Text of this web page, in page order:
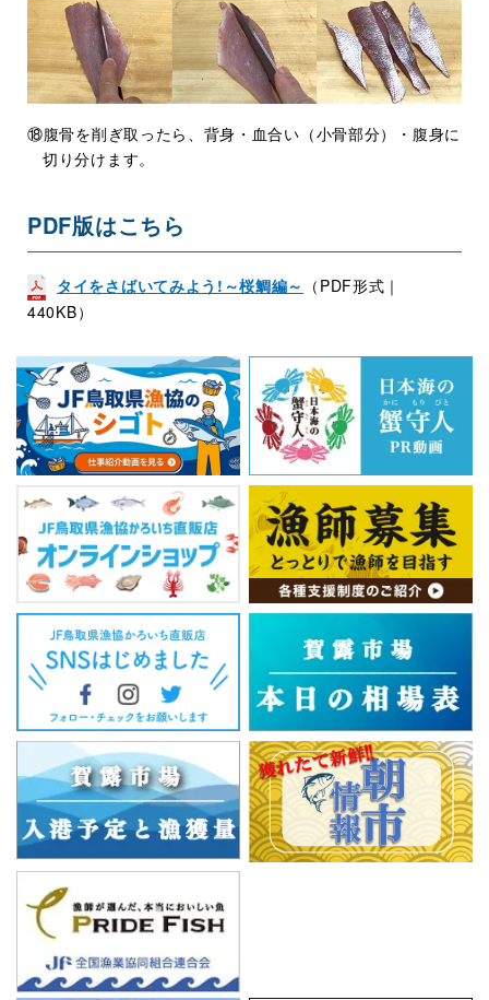
⑱腹骨を削ぎ取ったら、背身・血合い（小骨部分）・腹身に
切り分けます。
PDF版はこちら
タイをさばいてみよう!～桜鯛編～ （PDF形式｜
440KB）